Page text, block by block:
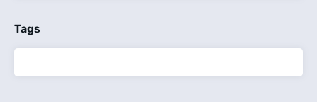
Tags